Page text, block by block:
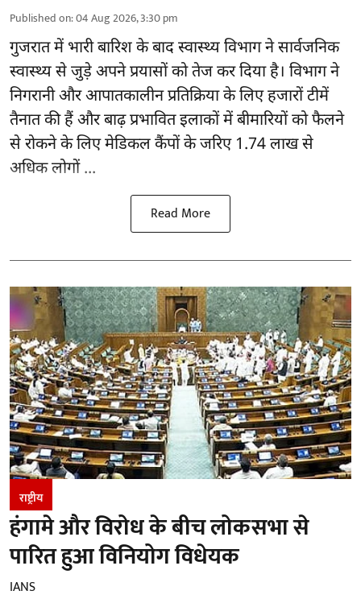
Published on:04 Aug 2026, 3:30 pm
गुजरातमें भारी बारिश के बाद स्वास्थ्य विभाग ने सार्वजनिक
स्वास्थ्य से जुड़े अपने प्रयासों को तेज कर दिया है। विभाग ने
निगरानी और आपातकालीन प्रतिक्रिया के लिए हजारों टीमें
तैनात की हैं और बाढ़ प्रभावित इलाकों में बीमारियों को फैलने
से रोकने के लिए मेडिकल कैंपों के जरिए 1.74 लाख से
अधिक लोगों ...
Read More
राष्ट्रीय
हंगामे और विरोध के बीच लोकसभा से
पारित हुआ विनियोग विधेयक
IANS